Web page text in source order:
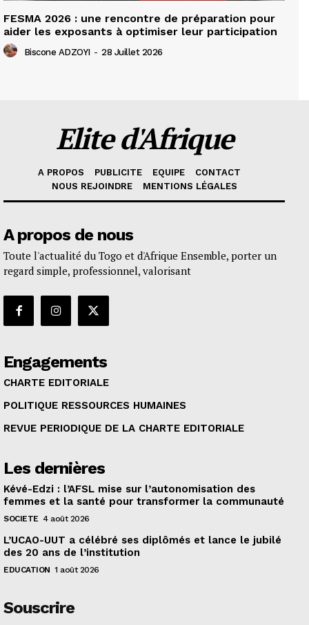
FESMA 2026 : une rencontre de préparation pour
aider les exposants à optimiser leur participation
Biscone ADZOYI - 28 Juillet 2026
Elite d'Afrique
A PROPOS PUBLICITE EQUIPE
CONTACT
NOUS REJOINDRE
MENTIONS LÉGALES
A propos de nous
Toute l'actualité du Togo et d'Afrique Ensemble, porter un
regard simple, professionnel, valorisant
Engagements
CHARTE EDITORIALE
POLITIQUE RESSOURCES HUMAINES
REVUE PERIODIQUE DE LA CHARTE EDITORIALE
Les dernières
Kévé-Edzi : l’AFSL mise sur l’autonomisation des
femmes et la santé pour transformer la communauté
SOCIETE 4 août 2026
L’UCAO-UUT a célébré ses diplômés et lance le jubilé
des 20 ans de l’institution
EDUCATION 1 août 2026
Souscrire